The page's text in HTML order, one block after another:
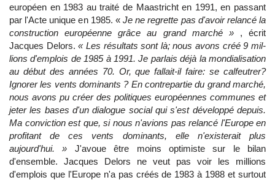
européen en 1983 au traité de Maastricht en 1991, en passant
par l'Acte unique en 1985. «Je ne regrette pas d'avoir relancé la
construction européenne grâce au grand marché », écrit
Jacques Delors.« Les résultats sont là; nous avons créé 9 mil-
lions d'emplois de 1985 à 1991. Je parlais déjà la mondialisation
au début des années 70. Or, que fallait-il faire: se calfeutrer?
Ignorer les vents dominants ? En contrepartie du grand marché,
nous avons pu créer des politiques européennes communes et
jeter les bases d'un dialogue social qui s'est développé depuis.
Ma conviction est que, si nous n'avions pas relancé l'Europe en
profitant de ces vents dominants, elle n'existerait plus
aujourd'hui. » J'avoue être moins optimiste sur le bilan
d'ensemble. Jacques Delors ne veut pas voir les millions
d'emplois que l'Europe n'a pas créés de 1983 à 1988 et surtout